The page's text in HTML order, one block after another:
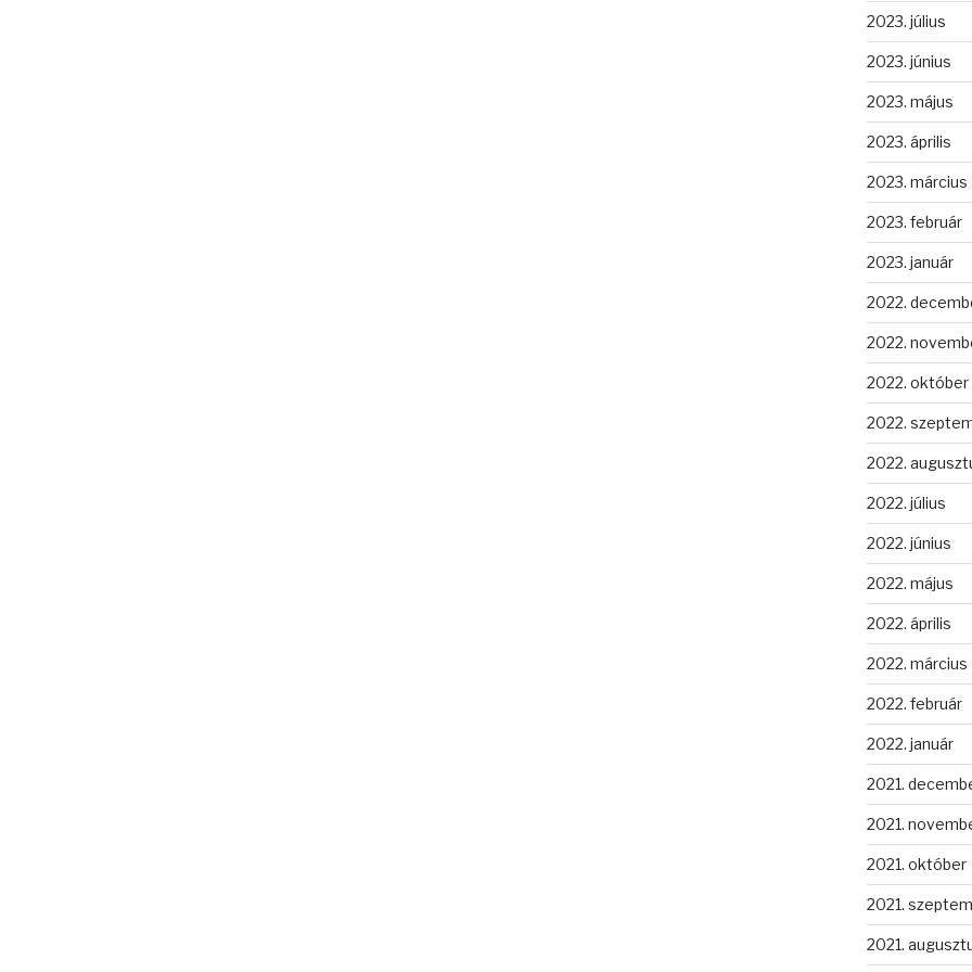
2023. július
2023. június
2023. május
2023. április
2023. március
2023. február
2023. január
2022.
2022.
2022. október
2022.
2022.
2022. július
2022. június
2022. május
2022. április
2022. március
2022. február
2022. január
2021.
2021.
2021. október
2021.
2021.